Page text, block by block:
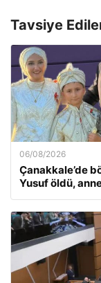
Tavsiye
06/08/2026
Çanakkale’de
Yusuf öldü,